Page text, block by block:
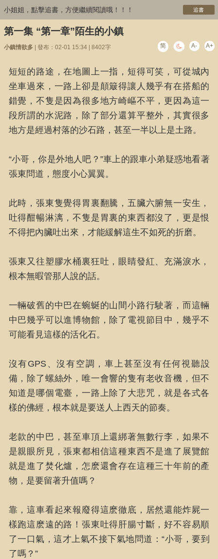
小姐姐，點擊追書，方便繼續閱讀哦！！！ 追書
第一集 “第一章”陌生的小鎮
小鎮情欲多 | 發布：02-01 15:34 | 8402字 简 A- A+
短短的路途，在地圖上一指，短得可笑，可從城內
坐車過來，一路上卻是顛簸得讓人幾乎有在搭船的
錯覺，不隻是因為很多地方崎嶇不平，更因為這一
段所謂的水泥路，除了部分還算平整外，其實很多
地方是經過村落的沙石路，甚至一半以上是土路。
“小哥，你是外地人吧？”車上的跟車小弟疑惑地看著
張東問道，態度小心翼翼。
此時，張東隻覺得胃裏翻騰，五臟六腑無一安生，
吐得酣暢淋漓，不隻是胃裏的東西都沒了，更是恨
不得把內臟吐出來，才能緩解這生不如死的折磨。
張東又往塑膠水桶裏狂吐，眼睛發紅、充滿淚水，
根本無暇管那人說的話。
一輛破舊的中巴在蜿蜒的山間小路行駛著，而這輛
中巴幾乎可以進博物館，除了電視節目中，幾乎不
可能看見這樣的活化石。
沒有GPS、沒有空調，車上甚至沒有任何視聽設
備，除了螺絲外，唯一會響的隻有老收音機，但不
知道是哪個電臺，一路上除了大悲咒，就是各式各
樣的佛經，根本就是要送人上西天的節奏。
老款的中巴，甚至車頂上還綁著無數行李，如果不
是親眼所見，張東都相信這種東西不是進了展覽館
就是進了焚化爐，怎麽還會存在這種三十年前的產
物，是要留著升值嗎？
靠，這車看起來報廢得這麽徹底，居然還能炸屍一
樣跑這麽遠的路！張東吐得肝腸寸斷，好不容易順
了一口氣，這才上氣不接下氣地問道：“小哥，要到
了嗎？”